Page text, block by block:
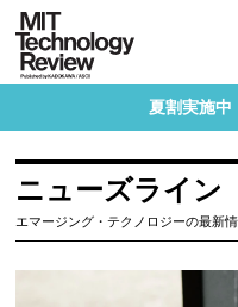
夏割実施中
ニューズライン
エマージング・テクノロジーの最新情